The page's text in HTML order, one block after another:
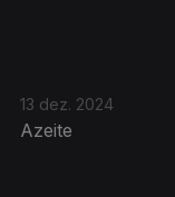
13 dez. 2024
Azeite